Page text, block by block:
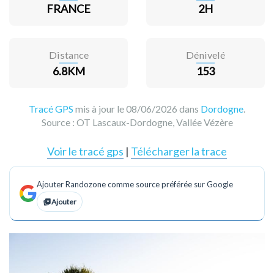
FRANCE 2H
Distance
6.8KM
Dénivelé
153
Tracé GPS mis à jour le 08/06/2026 dans Dordogne.
Source : OT Lascaux-Dordogne, Vallée Vézère
Voir le tracé gps | Télécharger la trace
Ajouter Randozone comme source préférée sur Google
Ajouter